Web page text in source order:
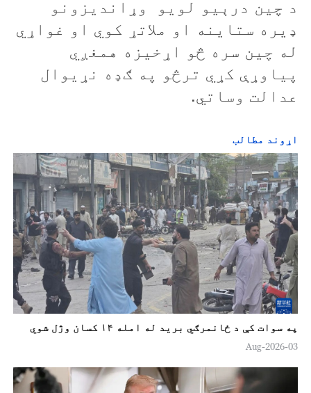
د چین درېیو لویو وړاندیزونو
ډیره ستاینه او ملاتړ کوي او غواړي
له چین سره څو اړخیزه همغږي
پیاوړې کړي ترڅو په ګډه نړیوال
عدالت وساتي.
اړوند مطالب
په سوات کې د ځانمرګي برید له امله ۱۴ کسان وژل شوي
03-Aug-2026